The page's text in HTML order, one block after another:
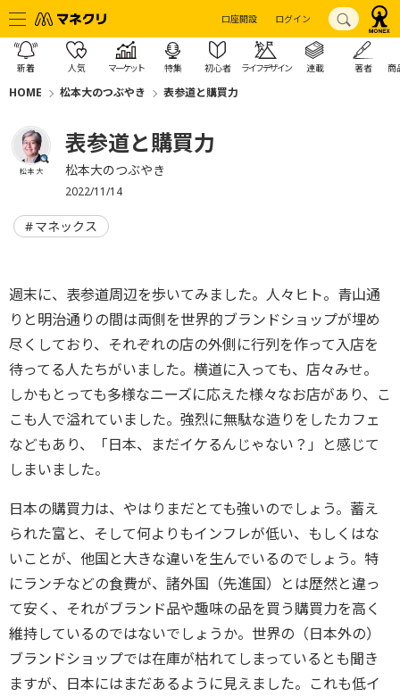
口座開設 ログイン
新着 人気 マーケット 特集 初心者 ライフデザイン 連載 著者 商
HOME 松本大のつぶやき 表参道と購買力
松本 大
表参道と購買力
松本大のつぶやき
2022/11/14
マネックス
週末に、表参道周辺を歩いてみました。人々ヒト。青山通
りと明治通りの間は両側を世界的ブランドショップが埋め
尽くしており、それぞれの店の外側に行列を作って入店を
待ってる人たちがいました。横道に入っても、店々みせ。
しかもとっても多様なニーズに応えた様々なお店があり、こ
こも人で溢れていました。強烈に無駄な造りをしたカフェ
などもあり、「日本、まだイケるんじゃない？」と感じて
しまいました。
日本の購買力は、やはりまだとても強いのでしょう。蓄え
られた富と、そして何よりもインフレが低い、もしくはな
いことが、他国と大きな違いを生んでいるのでしょう。特
にランチなどの食費が、諸外国（先進国）とは歴然と違っ
て安く、それがブランド品や趣味の品を買う購買力を高く
維持しているのではないでしょうか。世界の（日本外の）
ブランドショップでは在庫が枯れてしまっているとも聞き
ますが、日本にはまだあるように見えました。これも低イ